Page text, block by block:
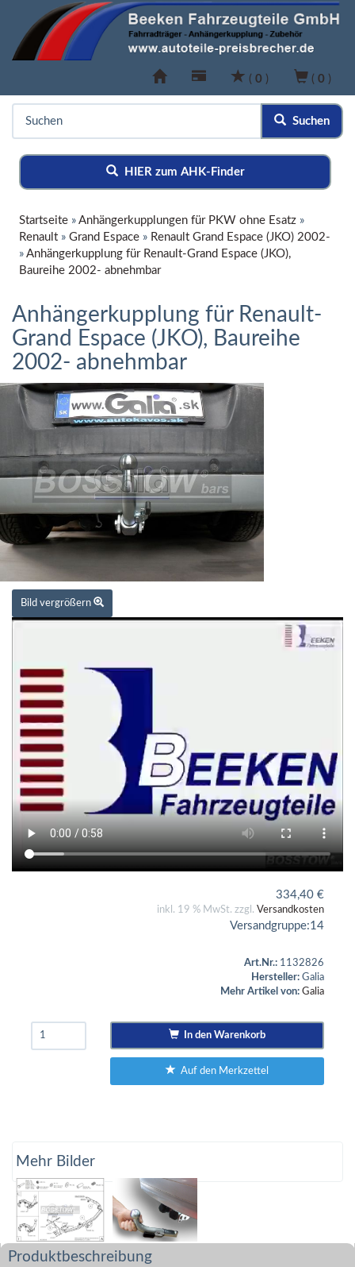
( 0 ) ( 0 )
Suchen
HIER zum AHK-Finder
Startseite » Anhängerkupplungen für PKW ohne Esatz »
Renault » Grand Espace » Renault Grand Espace (JKO) 2002-
» Anhängerkupplung für Renault-Grand Espace (JKO),
Baureihe 2002- abnehmbar
Anhängerkupplung für Renault-
Grand Espace (JKO), Baureihe
2002- abnehmbar
Bild vergrößern
334,40 €
inkl. 19 % MwSt. zzgl. Versandkosten
Versandgruppe:14
Art.Nr.: 1132826
Hersteller: Galia
Mehr Artikel von: Galia
In den Warenkorb
Auf den Merkzettel
Mehr Bilder
Produktbeschreibung